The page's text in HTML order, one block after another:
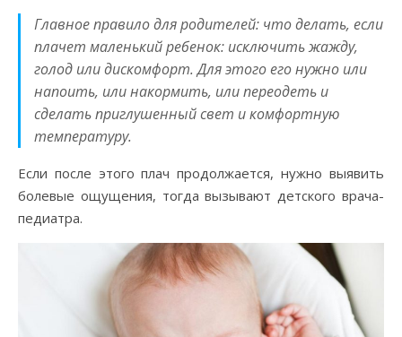
Главное правило для родителей: что делать, если
плачет маленький ребенок: исключить жажду,
голод или дискомфорт. Для этого его нужно или
напоить, или накормить, или переодеть и
сделать приглушенный свет и комфортную
температуру.
Если после этого плач продолжается, нужно выявить
болевые ощущения, тогда вызывают детского врача-
педиатра.